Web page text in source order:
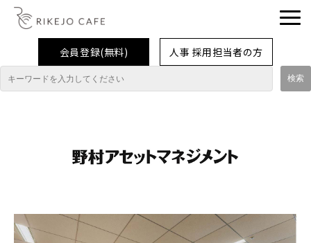
会員登録(無料) 人事 採用担当者の方
企業取材レポート
大学生活